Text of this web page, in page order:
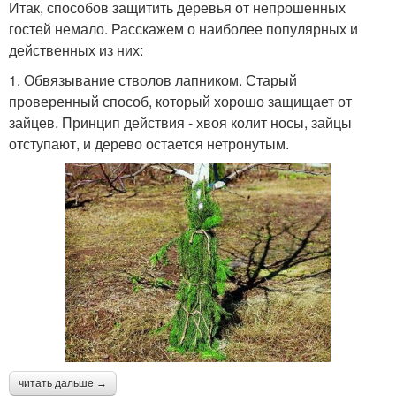
Итак, способов защитить деревья от непрошенных
гостей немало. Расскажем о наиболее популярных и
действенных из них:
1. Обвязывание стволов лапником. Старый
проверенный способ, который хорошо защищает от
зайцев. Принцип действия - хвоя колит носы, зайцы
отступают, и дерево остается нетронутым.
читать дальше →